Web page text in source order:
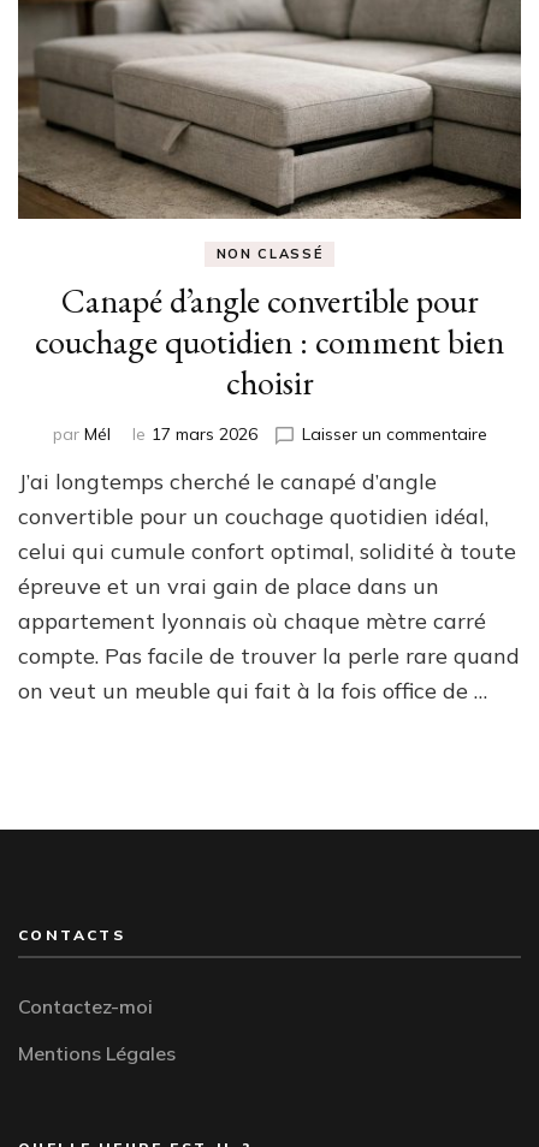
NON CLASSÉ
Canapé d’angle convertible pour
couchage quotidien : comment bien
choisir
par Mél le 17 mars 2026 Laisser un commentairesur
pour
bien
J’ai longtemps cherché le canapé d’angle
convertible pour un couchage quotidien idéal,
celui qui cumule confort optimal, solidité à toute
épreuve et un vrai gain de place dans un
appartement lyonnais où chaque mètre carré
compte. Pas facile de trouver la perle rare quand
on veut un meuble qui fait à la fois office de …
CONTACTS
Contactez-moi
Mentions Légales